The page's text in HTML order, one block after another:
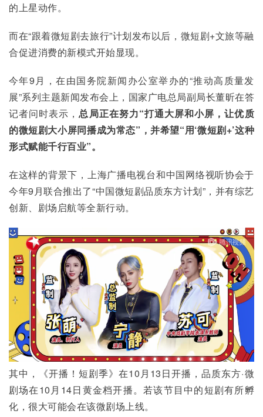
的上星动作。
而在“跟着微短剧去旅行”计划发布以后，微短剧+文旅等融
合促进消费的新模式开始显现。
今年9月，在由国务院新闻办公室举办的“推动高质量发
展”系列主题新闻发布会上，国家广电总局副局长董昕在答
记者问时表示，总局正在努力“打通大屏和小屏，让优质
的微短剧大小屏同播成为常态”，并希望“用‘微短剧+’这种
形式赋能千行百业”。
在这样的背景下，上海广播电视台和中国网络视听协会于
今年9月联合推出了“中国微短剧品质东方计划”，并有综艺
创新、剧场启航等全新行动。
其中，《开播！短剧季》在10月13日开播，品质东方·微
剧场在10月14日黄金档开播。若该节目中的短剧有所孵
化，很大可能会在该微剧场上线。